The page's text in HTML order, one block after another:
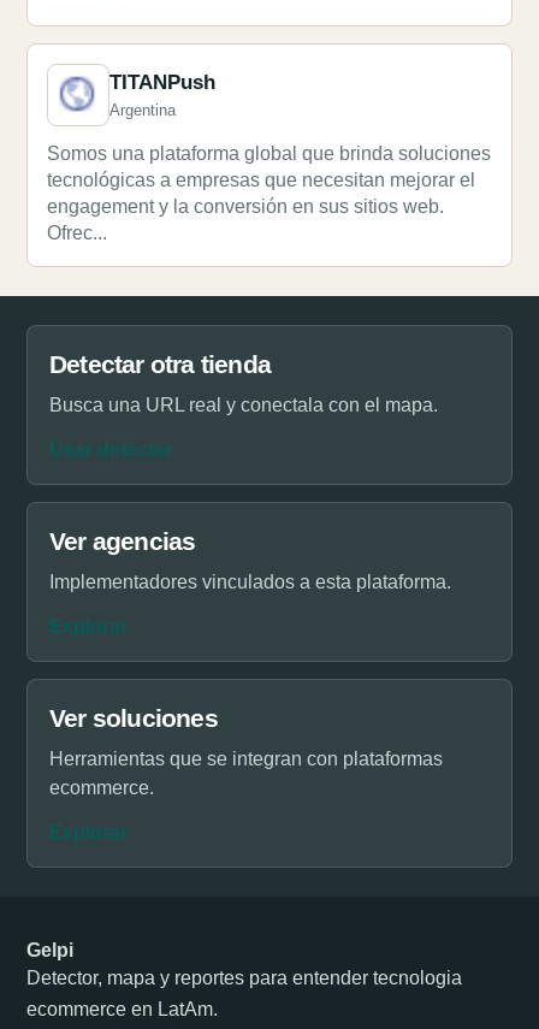
TITANPush
Argentina
Somos una plataforma global que brinda soluciones
tecnológicas a empresas que necesitan mejorar el
engagement y la conversión en sus sitios web.
Ofrec...
Detectar otra tienda
Busca una URL real y conectala con el mapa.
Usar detector
Ver agencias
Implementadores vinculados a esta plataforma.
Explorar
Ver soluciones
Herramientas que se integran con plataformas
ecommerce.
Explorar
Gelpi
Detector, mapa y reportes para entender tecnologia
ecommerce en LatAm.